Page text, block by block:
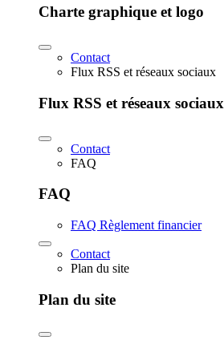
Charte graphique et logo
Contact
Flux RSS et réseaux sociaux
Flux RSS et réseaux sociaux
Contact
FAQ
FAQ
FAQ Règlement financier
Contact
Plan du site
Plan du site